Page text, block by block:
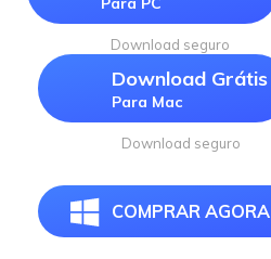
Download seguro
Download Grátis
Para Mac
Download seguro
COMPRAR AGORA